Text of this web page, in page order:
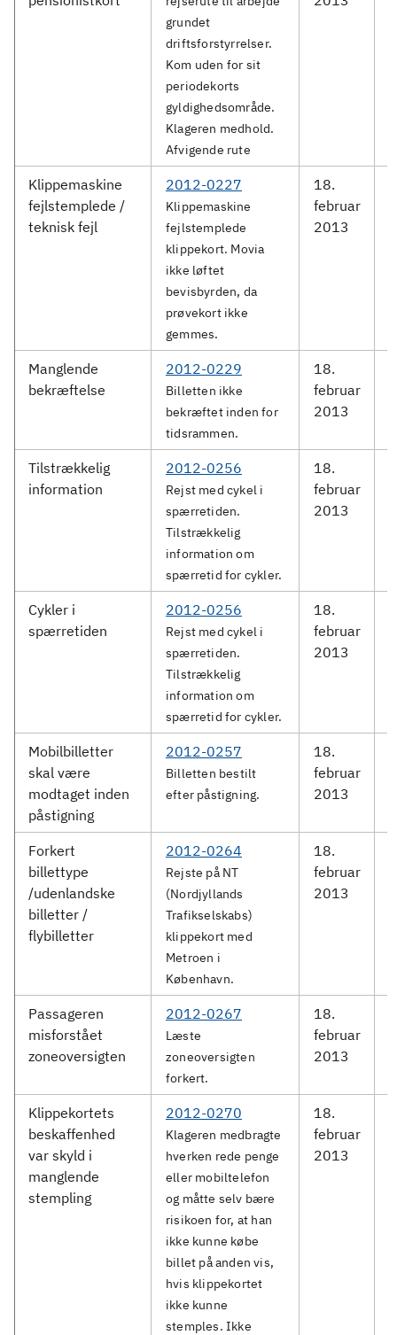
grundet
driftsforstyrrelser.
Kom uden for sit
periodekorts
gyldighedsområde.
Klageren medhold.
Afvigende rute
Klippemaskine
fejlstemplede /
teknisk fejl
2012-0227
Klippemaskine
fejlstemplede
klippekort. Movia
ikke løftet
bevisbyrden, da
prøvekort ikke
gemmes.
18.
februar
2013
Manglende
bekræftelse
2012-0229
Billetten ikke
bekræftet inden for
tidsrammen.
18.
februar
2013
Tilstrækkelig
information
2012-0256
Rejst med cykel i
spærretiden.
Tilstrækkelig
information om
spærretid for cykler.
18.
februar
2013
Cykler i
spærretiden
2012-0256
Rejst med cykel i
spærretiden.
Tilstrækkelig
information om
spærretid for cykler.
18.
februar
2013
Mobilbilletter
skal være
modtaget inden
påstigning
2012-0257
Billetten bestilt
efter påstigning.
18.
februar
2013
Forkert
billettype
/udenlandske
billetter /
flybilletter
2012-0264
Rejste på NT
(Nordjyllands
Trafikselskabs)
klippekort med
Metroen i
København.
18.
februar
2013
Passageren
misforstået
zoneoversigten
2012-0267
Læste
zoneoversigten
forkert.
18.
februar
2013
Klippekortets
beskaffenhed
var skyld i
manglende
stempling
2012-0270
Klageren medbragte
hverken rede penge
eller mobiltelefon
og måtte selv bære
risikoen for, at han
ikke kunne købe
billet på anden vis,
hvis klippekortet
ikke kunne
stemples. Ikke
18.
februar
2013